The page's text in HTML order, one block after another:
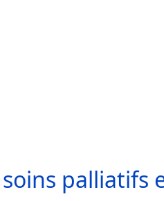
palliatifs